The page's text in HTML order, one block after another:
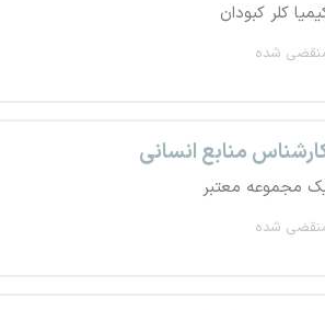
کلر کبودان
شده
منابع انسانی
مجموعه معتبر
شده